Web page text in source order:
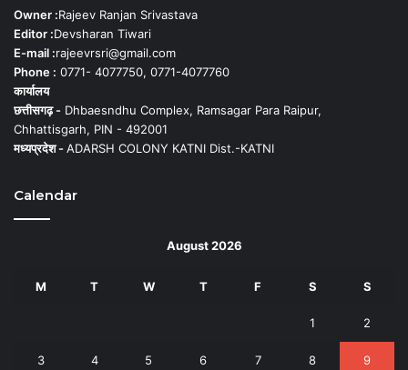
Owner :Rajeev Ranjan Srivastava
Editor :Devsharan Tiwari
E-mail :rajeevrsri@gmail.com
Phone : 0771- 4077750, 0771-4077760
कार्यालय
छत्तीसगढ़ - Dhbaesndhu Complex, Ramsagar Para Raipur,
Chhattisgarh, PIN - 492001
मध्यप्रदेश -ADARSH COLONY KATNI Dist.-KATNI
Calendar
August 2026
M T W T F S S
1 2
3 4 5 6 7 8 9